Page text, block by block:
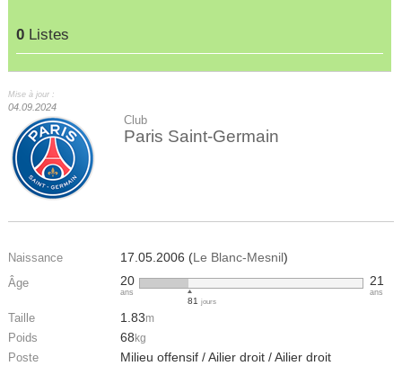
0 Listes
Mise à jour :
04.09.2024
Club
Paris Saint-Germain
Naissance 17.05.2006 (Le Blanc-Mesnil)
Âge 20
ans
81jours
21
ans
Taille 1.83m
Poids 68 kg
Poste Milieu offensif / Ailier droit / Ailier droit